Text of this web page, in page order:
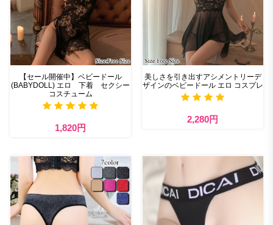
【セール開催中】ベビードール
(BABYDOLL) エロ 下着 セクシー
コスチューム
1,820円
美しさを引き出すアシメントリーデ
ザインのベビードール エロ コスプレ
2,280円